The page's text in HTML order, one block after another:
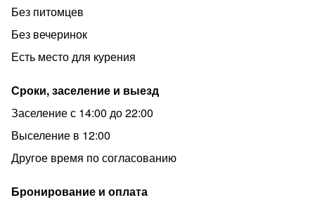
Без питомцев
Без вечеринок
Есть место для курения
Сроки, заселение и выезд
Заселение с 14:00 до 22:00
Выселение в 12:00
Другое время по согласованию
Бронирование и оплата